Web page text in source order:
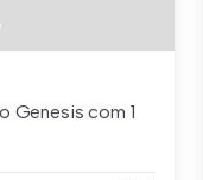
Genesis com 1